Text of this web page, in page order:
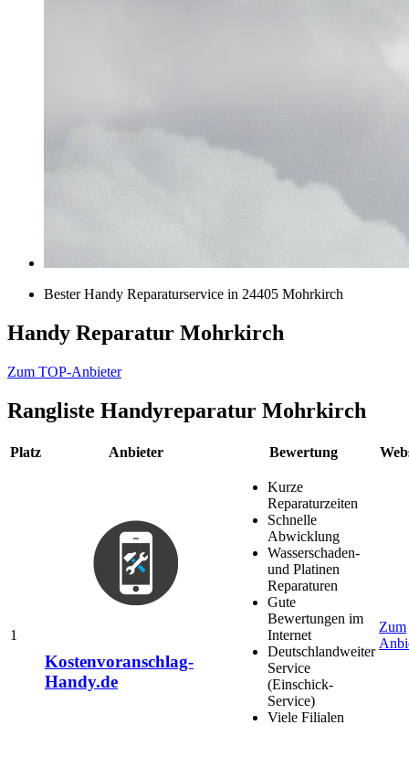
Bester Handy Reparaturservice in 24405 Mohrkirch
Handy Reparatur Mohrkirch
Zum TOP-Anbieter
Rangliste Handyreparatur Mohrkirch
Platz Anbieter Bewertung
1
Kostenvoranschlag-
Handy.de
Kurze
Reparaturzeiten
Schnelle
Abwicklung
Wasserschaden-
und Platinen
Reparaturen
Gute
Bewertungen im
Internet
Deutschlandweiter
Service
(Einschick-
Service)
Viele Filialen
Zum